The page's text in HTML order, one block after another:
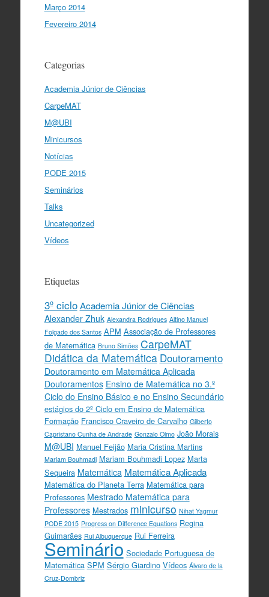
Março 2014
Fevereiro 2014
Categorias
Academia Júnior de Ciências
CarpeMAT
M@UBI
Minicursos
Notícias
PODE 2015
Seminários
Talks
Uncategorized
Vídeos
Etiquetas
3º ciclo Academia Júnior de Ciências
Alexander Zhuk Alexandra Rodrigues Altino Manuel
Folgado dos Santos APM Associação de Professores
de Matemática Bruno Simões CarpeMAT
Didática da Matemática Doutoramento
Doutoramento em Matemática Aplicada
Doutoramentos Ensino de Matemática no 3.º
Ciclo do Ensino Básico e no Ensino Secundário
estágios do 2º Ciclo em Ensino de Matemática
Formação Francisco Craveiro de Carvalho Gilberto
Capristano Cunha de Andrade Gonzalo Olmo João Morais
M@UBI Manuel Feijão Maria Cristina Martins
Mariam Bouhmadi Mariam Bouhmadi Lopez Marta
Sequeira Matemática Matemática Aplicada
Matemática do Planeta Terra Matemática para
Professores Mestrado Matemática para
Professores Mestrados minicurso Nihat Yagmur
PODE 2015 Progress on Difference Equations Regina
Guimarães Rui Albuquerque Rui Ferreira
Seminário Sociedade Portuguesa de
Matemática SPM Sérgio Giardino Vídeos Álvaro de la
Cruz-Dombriz